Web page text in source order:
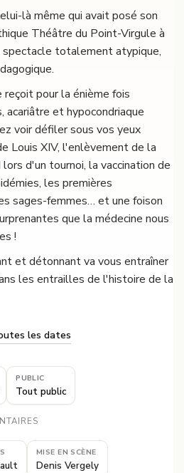
là même qui avait posé son
Théâtre du Point-Virgule à
totalement atypique,
reçoit pour la énième fois
acariâtre et hypocondriaque
voir défiler sous vos yeux
Louis XIV, l'enlèvement de la
d'un tournoi, la vaccination de
les premières
sages-femmes… et une foison
que la médecine nous
!
et détonnant va vous entraîner
les entrailles de l'histoire de la
les dates
PUBLIC
Tout public
MISE EN SCÈNE
Denis Vergely